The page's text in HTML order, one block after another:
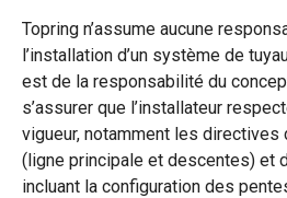
Topring n’assume aucune
l’installation d’un système de
est de la responsabilité du
s’assurer que l’installateur
vigueur, notamment les directives
(ligne principale et descentes) et
incluant la configuration des